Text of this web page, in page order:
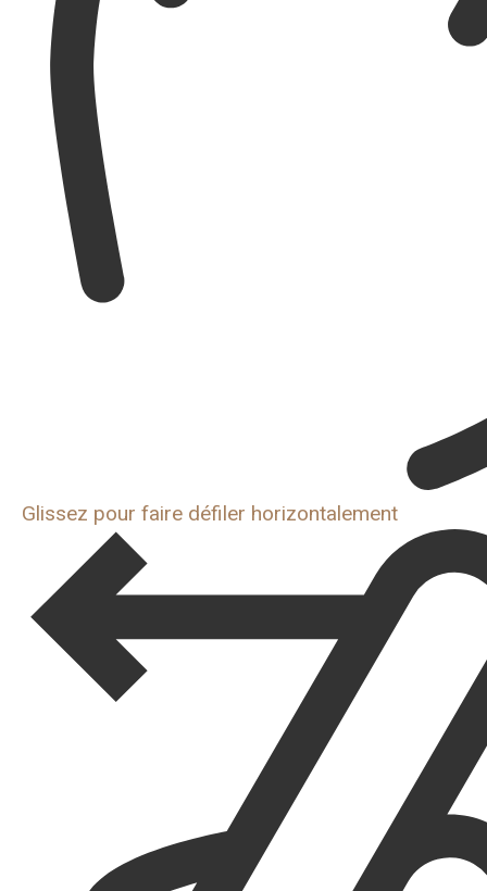
Glissez pour faire défiler horizontalement